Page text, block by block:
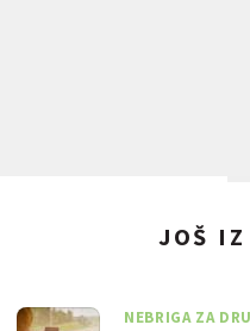
JOŠ IZ
NEBRIGA ZA